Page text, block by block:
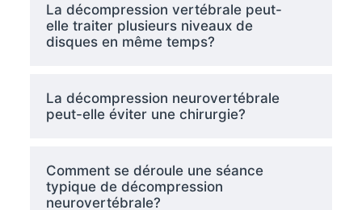
La décompression vertébrale peut-
elle traiter plusieurs niveaux de
disques en même temps?
La décompression neurovertébrale
peut-elle éviter une chirurgie?
Comment se déroule une séance
typique de décompression
neurovertébrale?